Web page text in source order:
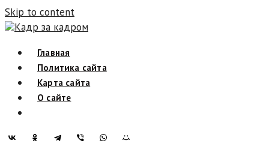
Skip to content
Кадр за кадром
Главная
Политика сайта
Карта сайта
О сайте